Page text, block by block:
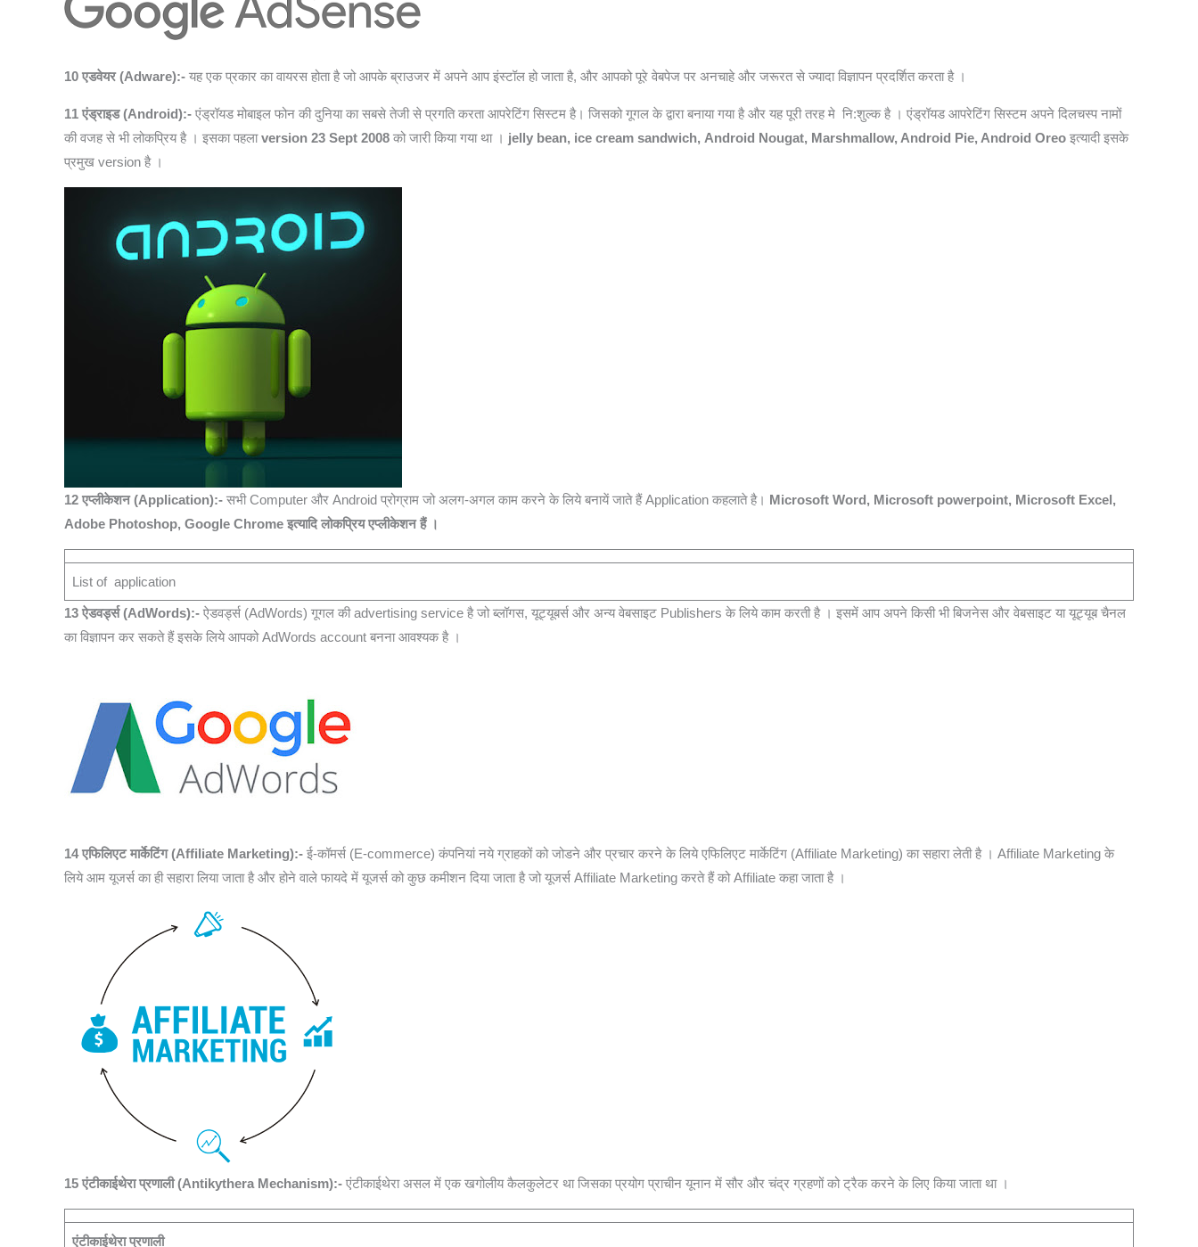
10 एडवेयर (Adware):- यह एक प्रकार का वायरस होता है जो आपके ब्राउजर में अपने आप इंस्टॉल हो जाता है, और आपको पूरे वेबपेज पर अनचाहे और जरूरत से ज्यादा विज्ञापन प्रदर्शित करता है ।
11 एंड्राइड (Android):- एंड्रॉयड मोबाइल फोन की दुनिया का सबसे तेजी से प्रगति करता आपरेटिंग सिस्टम है। जिसको गूगल के द्वारा बनाया गया है और यह पूरी तरह मे नि:शुल्क है । एंड्रॉयड आपरेटिंग सिस्टम अपने दिलचस्प नामों
की वजह से भी लोकप्रिय है । इसका पहलाversion 23 Sept 2008 को जारी किया गया था । jelly bean, ice cream sandwich, Android Nougat, Marshmallow, Android Pie, Android Oreo इत्यादी इसके
प्रमुख version है ।
12 एप्लीकेशन (Application):- सभी Computer और Android प्रोग्राम जो अलग-अगल काम करने के लिये बनायें जाते हैं Application कहलाते है। Microsoft Word, Microsoft powerpoint, Microsoft Excel,
Adobe Photoshop, Google Chrome इत्यादि लोकप्रिय एप्लीकेशन हैं ।
List of application
13 ऐडवर्ड्स (AdWords):- ऐडवर्ड्स (AdWords) गूगल की advertising service है जो ब्लॉगस, यूट्यूबर्स और अन्य वेबसाइट Publishers के लिये काम करती है । इसमें आप अपने किसी भी बिजनेस और वेबसाइट या यूट्यूब चैनल
का विज्ञापन कर सकते हैं इसके लिये आपको AdWords account बनना आवश्यक है ।
14एफिलिएट मार्केटिंग (Affiliate Marketing):- ई-कॉमर्स (E-commerce) कंपनियां नये ग्राहकों को जोडने और प्रचार करने के लिये एफिलिएट मार्केटिंग (Affiliate Marketing) का सहारा लेती है । Affiliate Marketing के
लिये आम यूजर्स का ही सहारा लिया जाता है और होने वाले फायदे में यूजर्स को कुछ कमीशन दिया जाता है जो यूजर्स Affiliate Marketing करते हैं को Affiliate कहा जाता है ।
15 एंटीकाईथेरा प्रणाली (Antikythera Mechanism):- एंटीकाईथेरा असल में एक खगोलीय कैलकुलेटर था जिसका प्रयोग प्राचीन यूनान में सौर और चंद्र ग्रहणों को ट्रैक करने के लिए किया जाता था ।
एंटीकाईथेरा प्रणाली